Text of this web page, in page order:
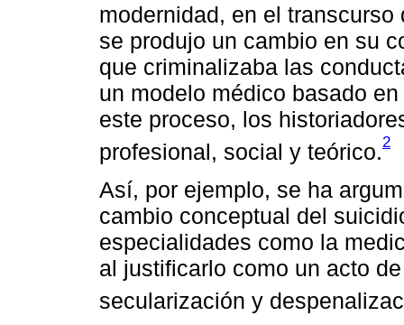
modernidad, en el
se produjo un cambio en su
que criminalizaba las
un modelo médico basado
este proceso, los
profesional, social y teórico.2
Así, por ejemplo, se ha
cambio conceptual del
especialidades como la
al justificarlo como un acto
secularización y